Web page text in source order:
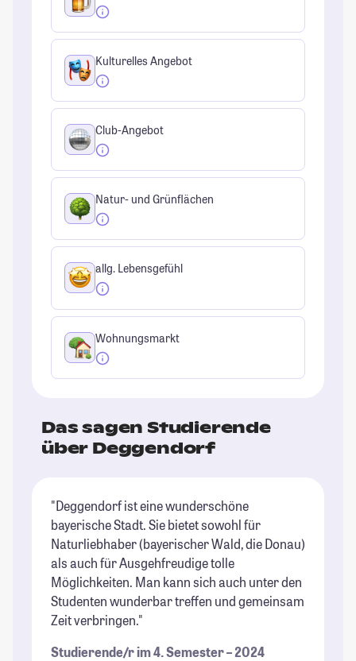
Kulturelles Angebot
Club-Angebot
Natur- und Grünflächen
allg. Lebensgefühl
Wohnungsmarkt
Das sagen Studierende
über Deggendorf
"Deggendorf ist eine wunderschöne
bayerische Stadt. Sie bietet sowohl für
Naturliebhaber (bayerischer Wald, die Donau)
als auch für Ausgehfreudige tolle
Möglichkeiten. Man kann sich auch unter den
Studenten wunderbar treffen und gemeinsam
Zeit verbringen."
Studierende/r im 4. Semester – 2024